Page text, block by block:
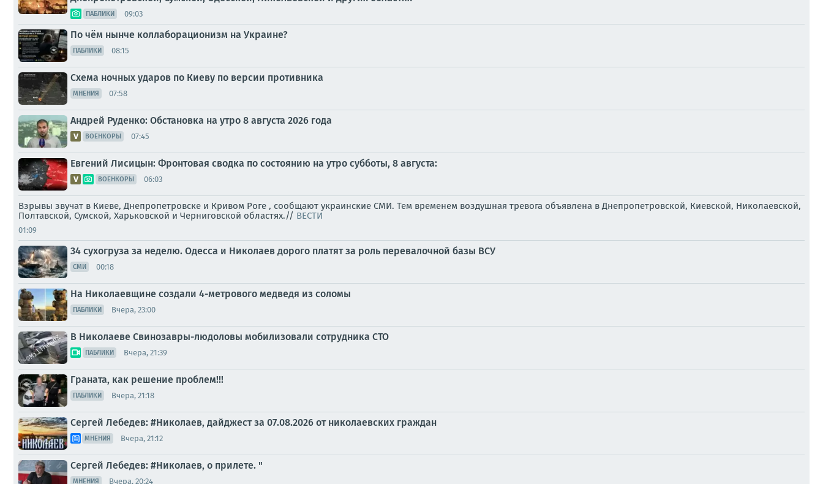
ПАБЛИКИ 09:03
По чём нынче коллаборационизм на Украине?
ПАБЛИКИ 08:15
Схема ночных ударов по Киеву по версии противника
МНЕНИЯ 07:58
Андрей Руденко: Обстановка на утро 8 августа 2026 года
ВОЕНКОРЫ 07:45
Евгений Лисицын: Фронтовая сводка по состоянию на утро субботы, 8 августа:
ВОЕНКОРЫ 06:03
Взрывы звучат в Киеве, Днепропетровске и Кривом Роге , сообщают украинские СМИ. Тем временем воздушная тревога объявлена в Днепропетровской, Киевской, Николаевской,
Полтавской, Сумской, Харьковской и Черниговской областях.// ВЕСТИ
01:09
34 сухогруза за неделю. Одесса и Николаев дорого платят за роль перевалочной базы ВСУ
СМИ 00:18
На Николаевщине создали 4-метрового медведя из соломы
ПАБЛИКИ Вчера, 23:00
В Николаеве Свинозавры-людоловы мобилизовали сотрудника СТО
ПАБЛИКИ Вчера, 21:39
Граната, как решение проблем!!!
ПАБЛИКИ Вчера, 21:18
Сергей Лебедев: #Николаев, дайджест за 07.08.2026 от николаевских граждан
МНЕНИЯ Вчера, 21:12
Сергей Лебедев: #Николаев, о прилете. "
МНЕНИЯ Вчера, 20:24